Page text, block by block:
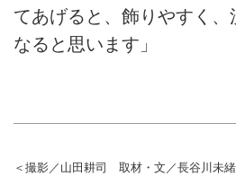
てあげると、飾りやすく、
なると思います」
＜撮影／山田耕司 取材・文／長谷川未緒